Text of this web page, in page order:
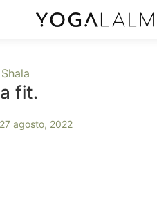
fit.
27 agosto, 2022